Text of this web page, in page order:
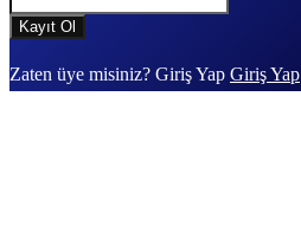
Zaten üye misiniz? Giriş Yap Giriş Yap